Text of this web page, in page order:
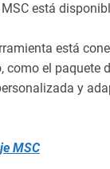
está
está
como el paquete
y
MSC